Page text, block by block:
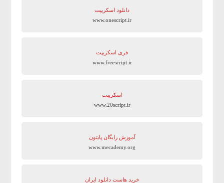
دانلود اسکریپت
www.onescript.ir
فری اسکریپت
www.freescript.ir
اسکریپت
www.20script.ir
آموزش رایگان پایتون
www.mecademy.org
خرید هاست دانلود ایران